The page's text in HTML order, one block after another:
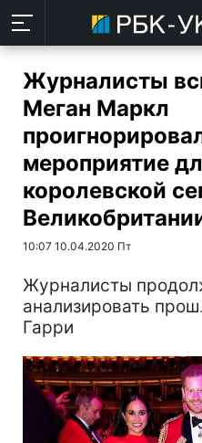
Журналисты
Меган Маркл
мероприятие
королевской
10:07 10.04.2020 Пт
Журналисты
анализировать
Гарри